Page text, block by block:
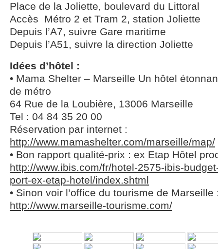
Place de la Joliette, boulevard du Littoral
Accès Métro 2 et Tram 2, station Joliette
Depuis l’A7, suivre Gare maritime
Depuis l’A51, suivre la direction Joliette
Idées d’hôtel :
• Mama Shelter – Marseille Un hôtel
de métro
64 Rue de la Loubière, 13006 Marseille
Tel : 04 84 35 20 00
Réservation par internet :
http://www.mamashelter.com/marseille/map/
• Bon rapport qualité-prix : ex Etap Hôtel
http://www.ibis.com/fr/hotel-2575-ibis-
port-ex-etap-hotel/index.shtml
• Sinon voir l’office du tourisme de Marseille
http://www.marseille-tourisme.com/